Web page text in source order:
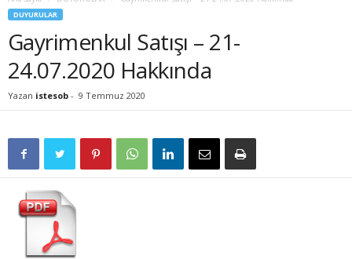
DUYURULAR
Gayrimenkul Satışı – 21-
24.07.2020 Hakkında
Yazan istesob - 9 Temmuz 2020